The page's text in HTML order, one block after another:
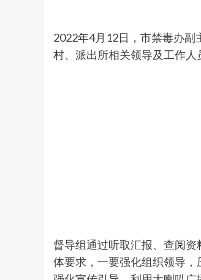
2022年4月12日，市禁毒办副
村、派出所相关领导及工作人
督导组通过听取汇报、查阅
体要求，一要强化组织领导